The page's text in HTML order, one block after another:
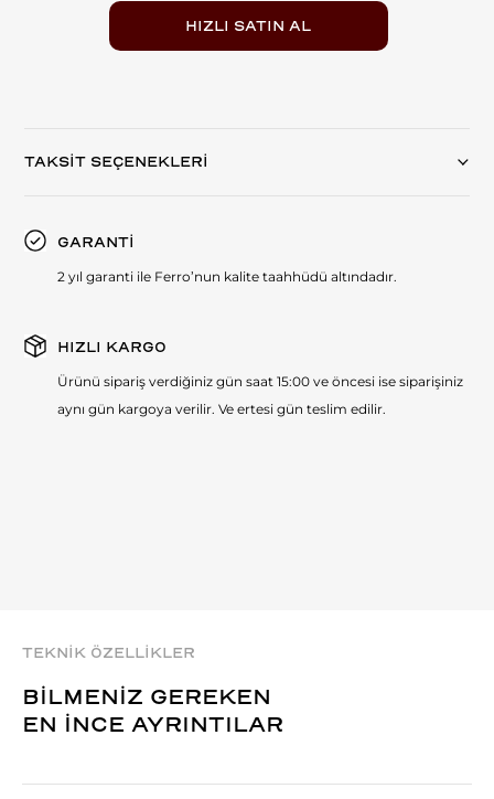
TAKSİT SEÇENEKLERİ
GARANTİ
2 yıl garanti ile Ferro’nun kalite taahhüdü altındadır.
HIZLI KARGO
Ürünü sipariş verdiğiniz gün saat 15:00 ve öncesi ise siparişiniz
aynı gün kargoya verilir. Ve ertesi gün teslim edilir.
TEKNİK ÖZELLİKLER
BİLMENİZ GEREKEN
EN İNCE AYRINTILAR